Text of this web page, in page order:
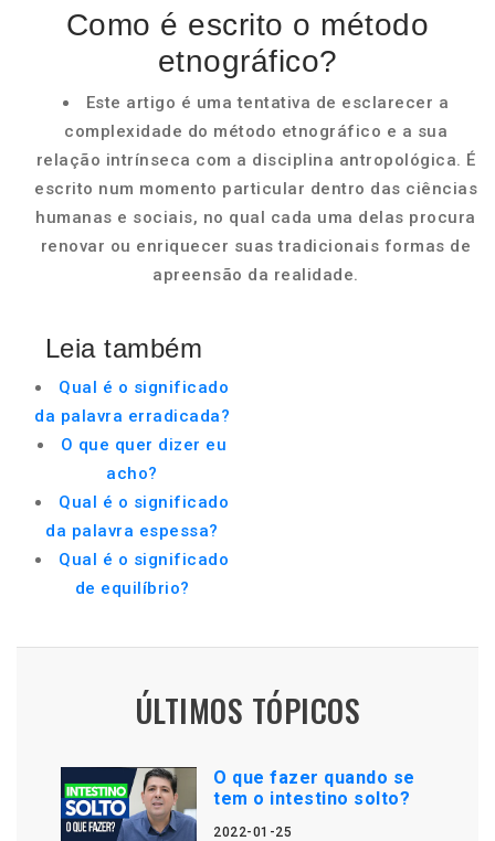
Como é escrito o método
etnográfico?
Este artigo é uma tentativa de esclarecer a
complexidade do método etnográfico e a sua
relação intrínseca com a disciplina antropológica. É
escrito num momento particular dentro das ciências
humanas e sociais, no qual cada uma delas procura
renovar ou enriquecer suas tradicionais formas de
apreensão da realidade.
Leia também
Qual é o significado
da palavra erradicada?
O que quer dizer eu
acho?
Qual é o significado
da palavra espessa?
Qual é o significado
de equilíbrio?
ÚLTIMOS TÓPICOS
O que fazer quando se
tem o intestino solto?
2022-01-25